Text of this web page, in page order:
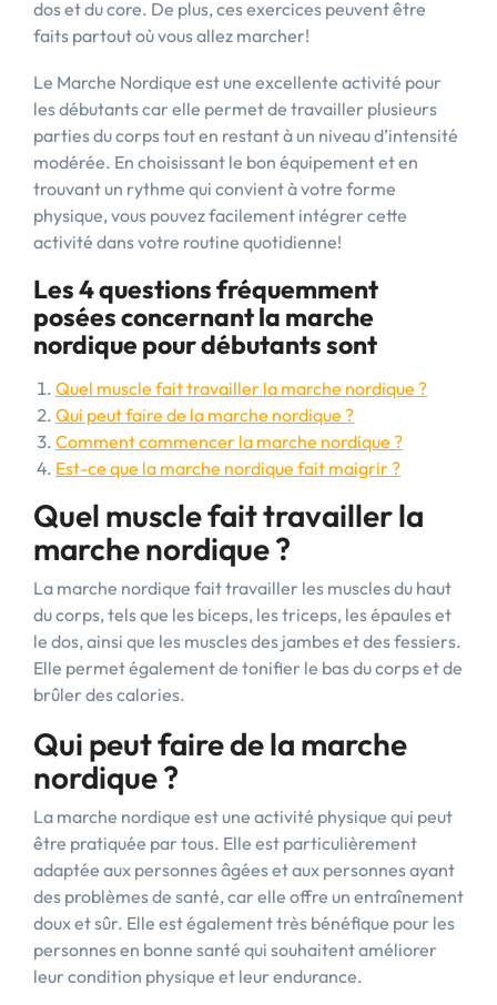
dos et du core. De plus, ces exercices peuvent être
faits partout où vous allez marcher!
Le Marche Nordique est une excellente activité pour
les débutants car elle permet de travailler plusieurs
parties du corps tout en restant à un niveau d’intensité
modérée. En choisissant le bon équipement et en
trouvant un rythme qui convient à votre forme
physique, vous pouvez facilement intégrer cette
activité dans votre routine quotidienne!
Les 4 questions fréquemment
posées concernant la marche
nordique pour débutants sont
Quel muscle fait travailler la marche nordique ?
Qui peut faire de la marche nordique ?
Comment commencer la marche nordique ?
Est-ce que la marche nordique fait maigrir ?
Quel muscle fait travailler la
marche nordique ?
La marche nordique fait travailler les muscles du haut
du corps, tels que les biceps, les triceps, les épaules et
le dos, ainsi que les muscles des jambes et des fessiers.
Elle permet également de tonifier le bas du corps et de
brûler des calories.
Qui peut faire de la marche
nordique ?
La marche nordique est une activité physique qui peut
être pratiquée par tous. Elle est particulièrement
adaptée aux personnes âgées et aux personnes ayant
des problèmes de santé, car elle offre un entraînement
doux et sûr. Elle est également très bénéfique pour les
personnes en bonne santé qui souhaitent améliorer
leur condition physique et leur endurance.